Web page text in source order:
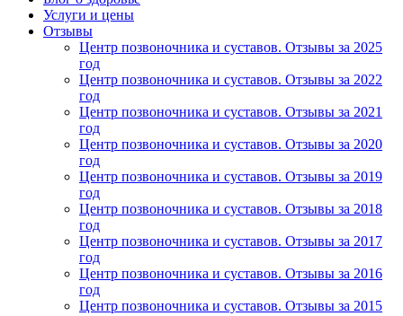
Услуги и цены
Отзывы
Центр позвоночника и суставов. Отзывы за 2025
год
Центр позвоночника и суставов. Отзывы за 2022
год
Центр позвоночника и суставов. Отзывы за 2021
год
Центр позвоночника и суставов. Отзывы за 2020
год
Центр позвоночника и суставов. Отзывы за 2019
год
Центр позвоночника и суставов. Отзывы за 2018
год
Центр позвоночника и суставов. Отзывы за 2017
год
Центр позвоночника и суставов. Отзывы за 2016
год
Центр позвоночника и суставов. Отзывы за 2015